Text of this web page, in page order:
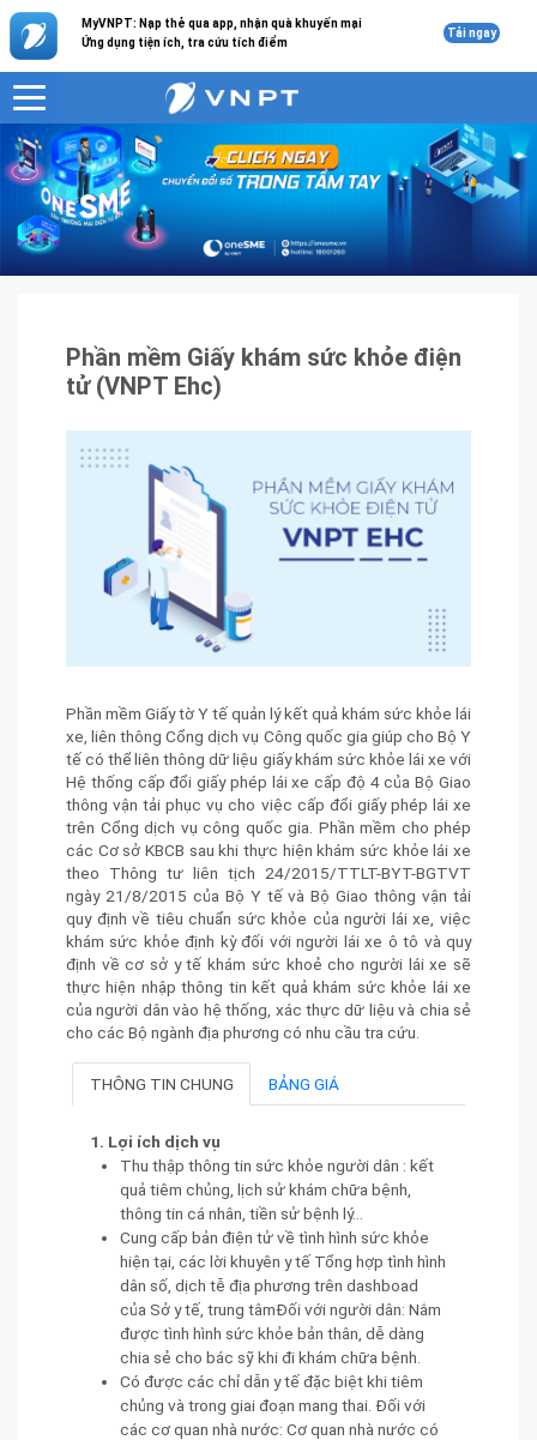
MyVNPT: Nạp thẻ qua app, nhận quà khuyến mại
Ứng dụng tiện ích, tra cứu tích điểm
Tải ngay
VNPT
Sản phẩm - Dịch vụ
Phần mềm Giấy khám sức khỏe điện tử (VNPT Ehc)
Phần mềm Giấy khám sức khỏe điện
tử (VNPT Ehc)
Phần mềm Giấy tờ Y tế quản lý kết quả khám sức khỏe lái
xe, liên thông Cổng dịch vụ Công quốc gia giúp cho Bộ Y
tế có thể liên thông dữ liệu giấy khám sức khỏe lái xe với
Hệ thống cấp đổi giấy phép lái xe cấp độ 4 của Bộ Giao
thông vận tải phục vụ cho việc cấp đổi giấy phép lái xe
trên Cổng dịch vụ công quốc gia. Phần mềm cho phép
các Cơ sở KBCB sau khi thực hiện khám sức khỏe lái xe
theo Thông tư liên tịch 24/2015/TTLT-BYT-BGTVT
ngày 21/8/2015 của Bộ Y tế và Bộ Giao thông vận tải
quy định về tiêu chuẩn sức khỏe của người lái xe, việc
khám sức khỏe định kỳ đối với người lái xe ô tô và quy
định về cơ sở y tế khám sức khoẻ cho người lái xe sẽ
thực hiện nhập thông tin kết quả khám sức khỏe lái xe
của người dân vào hệ thống, xác thực dữ liệu và chia sẻ
cho các Bộ ngành địa phương có nhu cầu tra cứu.
THÔNG TIN CHUNG BẢNG GIÁ
1. Lợi ích dịch vụ
Thu thập thông tin sức khỏe người dân : kết
quả tiêm chủng, lịch sử khám chữa bệnh,
thông tin cá nhân, tiền sử bệnh lý…
Cung cấp bản điện tử về tình hình sức khỏe
hiện tại, các lời khuyên y tế Tổng hợp tình hình
dân số, dịch tễ địa phương trên dashboad
của Sở y tế, trung tâmĐối với người dân: Nắm
được tình hình sức khỏe bản thân, dễ dàng
chia sẻ cho bác sỹ khi đi khám chữa bệnh.
Có được các chỉ dẫn y tế đặc biệt khi tiêm
chủng và trong giai đoạn mang thai. Đối với
các cơ quan nhà nước: Cơ quan nhà nước có